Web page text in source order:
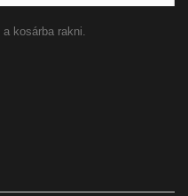
kosárba rakni.